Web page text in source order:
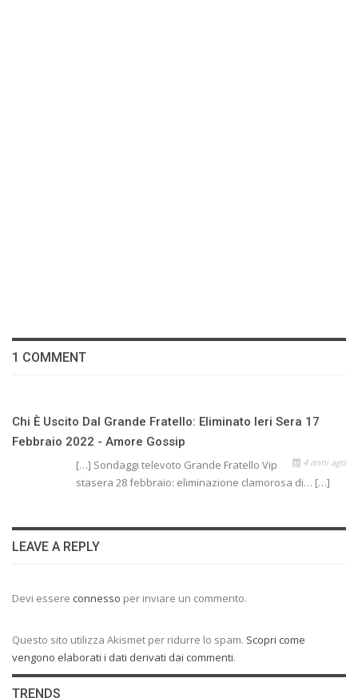
1 COMMENT
Chi È Uscito Dal Grande Fratello: Eliminato Ieri Sera 17
Febbraio 2022 - Amore Gossip
4 anni ago
[…] Sondaggi televoto Grande Fratello Vip
stasera 28 febbraio: eliminazione clamorosa di… […]
LEAVE A REPLY
Devi essere connesso per inviare un commento.
Questo sito utilizza Akismet per ridurre lo spam. Scopri come
vengono elaborati i dati derivati dai commenti.
TRENDS